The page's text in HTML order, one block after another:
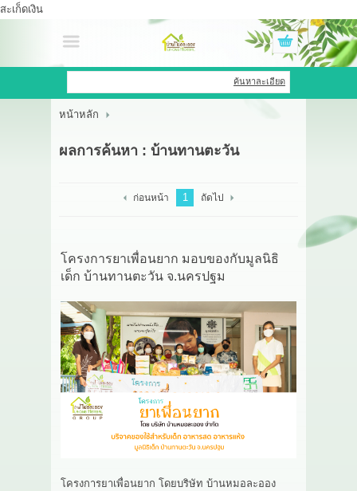
สะเก็ดเงิน
เข้าสู่ระบบ สมัครสมาชิก
สินค้าที่สนใจ
หน้าหลัก
HERBBRIGHT WELLNESS
GREEN HOUSE
เกี่ยวกับเรา
ค้นหาละเอียด
หน้าหลัก
ผลการค้นหา : บ้านทานตะวัน
ก่อนหน้า 1 ถัดไป
โครงการยาเพื่อนยาก มอบของกับมูลนิธิ
เด็ก บ้านทานตะวัน จ.นครปฐม
โครงการยาเพื่อนยาก โดยบริษัท บ้านหมอละออง